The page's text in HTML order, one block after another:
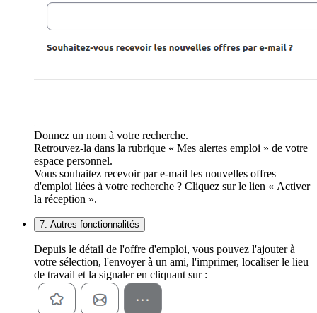
Donnez un nom à votre recherche.
Retrouvez-la dans la rubrique « Mes alertes emploi » de votre
espace personnel.
Vous souhaitez recevoir par e-mail les nouvelles offres
d'emploi liées à votre recherche ? Cliquez sur le lien « Activer
la réception ».
7. Autres fonctionnalités
Depuis le détail de l'offre d'emploi, vous pouvez l'ajouter à
votre sélection, l'envoyer à un ami, l'imprimer, localiser le lieu
de travail et la signaler en cliquant sur :